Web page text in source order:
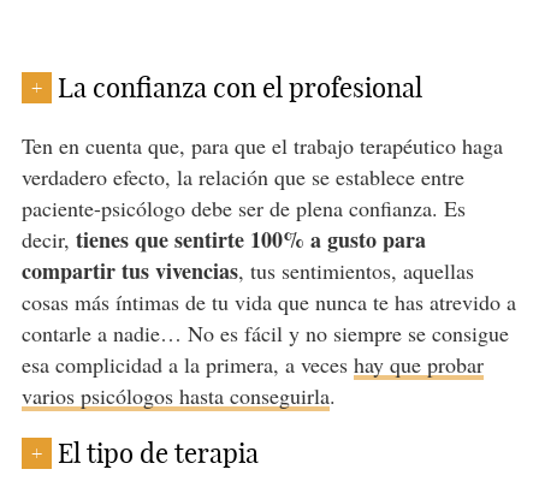
+ La confianza con el profesional
Ten en cuenta que, para que el trabajo terapéutico haga
verdadero efecto, la relación que se establece entre
paciente-psicólogo debe ser de plena confianza. Es
decir, tienes que sentirte 100% a gusto para
compartir tus vivencias, tus sentimientos, aquellas
cosas más íntimas de tu vida que nunca te has atrevido a
contarle a nadie… No es fácil y no siempre se consigue
esa complicidad a la primera, a veces hay que probar
varios psicólogos hasta conseguirla.
+ El tipo de terapia